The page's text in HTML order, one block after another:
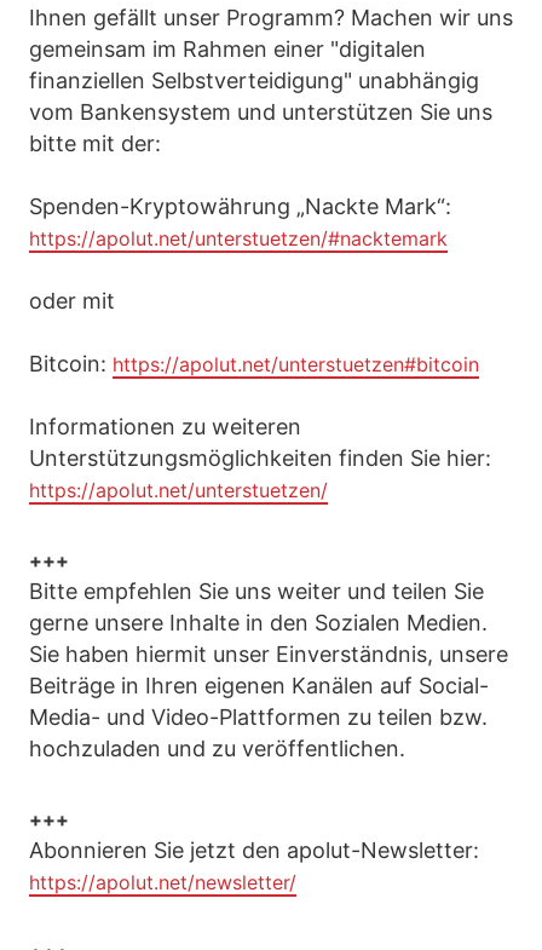
Ihnen gefällt unser Programm? Machen wir uns
gemeinsam im Rahmen einer "digitalen
finanziellen Selbstverteidigung" unabhängig
vom Bankensystem und unterstützen Sie uns
bitte mit der:
Spenden-Kryptowährung „Nackte Mark“:
https://apolut.net/unterstuetzen/#nacktemark
oder mit
Bitcoin: https://apolut.net/unterstuetzen#bitcoin
Informationen zu weiteren
Unterstützungsmöglichkeiten finden Sie hier:
https://apolut.net/unterstuetzen/
+++
Bitte empfehlen Sie uns weiter und teilen Sie
gerne unsere Inhalte in den Sozialen Medien.
Sie haben hiermit unser Einverständnis, unsere
Beiträge in Ihren eigenen Kanälen auf Social-
Media- und Video-Plattformen zu teilen bzw.
hochzuladen und zu veröffentlichen.
+++
Abonnieren Sie jetzt den apolut-Newsletter:
https://apolut.net/newsletter/